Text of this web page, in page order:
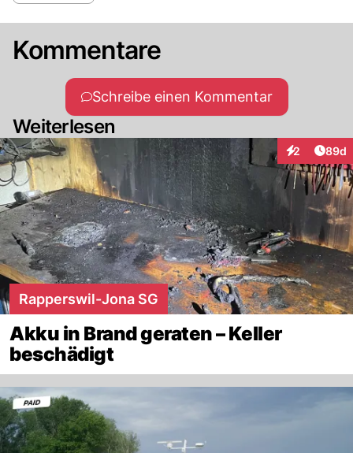
Kommentare
Schreibe einen Kommentar
Weiterlesen
2
Interaktionen
89d
Rapperswil-Jona SG
Akku in Brand geraten – Keller
beschädigt